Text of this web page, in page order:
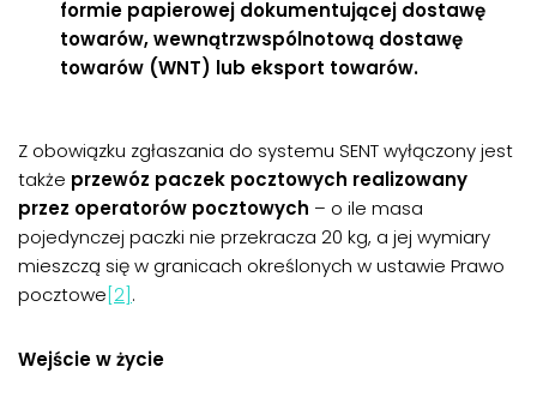
formie papierowej dokumentującej dostawę
towarów, wewnątrzwspólnotową dostawę
towarów (WNT) lub eksport towarów.
Z obowiązku zgłaszania do systemu SENT wyłączony jest
także przewóz paczek pocztowych realizowany
przez operatorów pocztowych – o ile masa
pojedynczej paczki nie przekracza 20 kg, a jej wymiary
mieszczą się w granicach określonych w ustawie Prawo
pocztowe[2].
Wejście w życie